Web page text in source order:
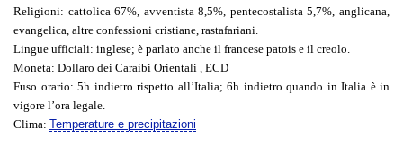
Religioni: cattolica 67%, avventista 8,5%, pentecostalista 5,7%, anglicana,
evangelica, altre confessioni cristiane, rastafariani.
Lingue ufficiali: inglese; è parlato anche il francese patois e il creolo.
Moneta: Dollaro dei Caraibi Orientali , ECD
Fuso orario: 5h indietro rispetto all’Italia; 6h indietro quando in Italia è in
vigore l’ora legale.
Clima: Temperature e precipitazioni